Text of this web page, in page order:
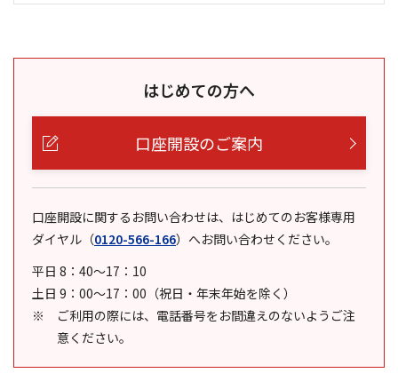
はじめての方へ
口座開設のご案内
口座開設に関するお問い合わせは、はじめてのお客様専用
ダイヤル （0120-566-166） へお問い合わせください。
平日 8：40～17：10
土日 9：00～17：00（祝日・年末年始を除く）
ご利用の際には、電話番号をお間違えのないようご注
意ください。